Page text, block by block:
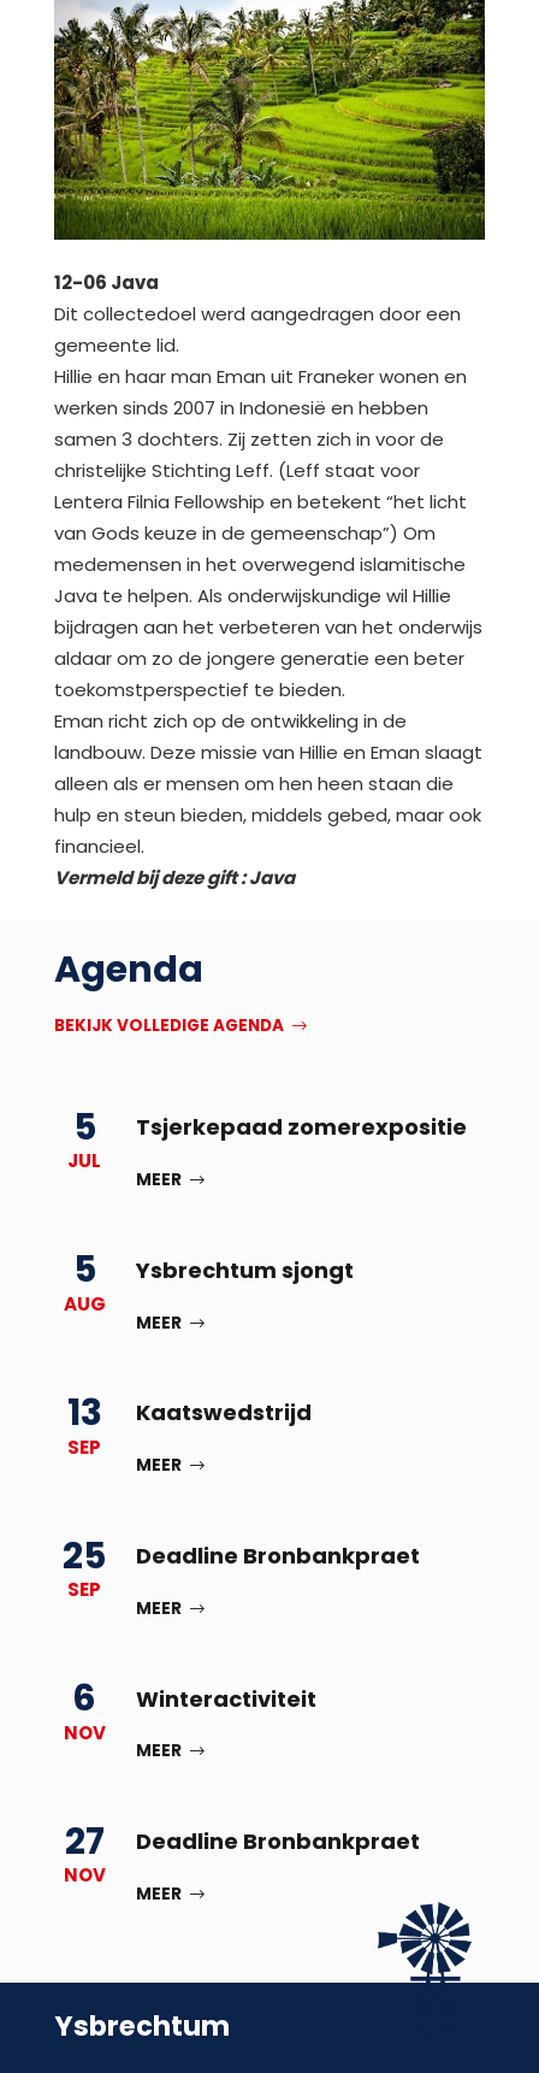
12-06 Java
Dit collectedoel werd aangedragen door een
gemeente lid.
Hillie en haar man Eman uit Franeker wonen en
werken sinds 2007 in Indonesië en hebben
samen 3 dochters. Zij zetten zich in voor de
christelijke Stichting Leff. (Leff staat voor
Lentera Filnia Fellowship en betekent “het licht
van Gods keuze in de gemeenschap”) Om
medemensen in het overwegend islamitische
Java te helpen. Als onderwijskundige wil Hillie
bijdragen aan het verbeteren van het onderwijs
aldaar om zo de jongere generatie een beter
toekomstperspectief te bieden.
Eman richt zich op de ontwikkeling in de
landbouw. Deze missie van Hillie en Eman slaagt
alleen als er mensen om hen heen staan die
hulp en steun bieden, middels gebed, maar ook
financieel.
Vermeld bij deze gift : Java
Agenda
BEKIJK VOLLEDIGE AGENDA
5
JUL
Tsjerkepaad zomerexpositie
MEER
5
AUG
Ysbrechtum sjongt
MEER
13
SEP
Kaatswedstrijd
MEER
25
SEP
Deadline Bronbankpraet
MEER
6
NOV
Winteractiviteit
MEER
27
NOV
Deadline Bronbankpraet
MEER
Ysbrechtum